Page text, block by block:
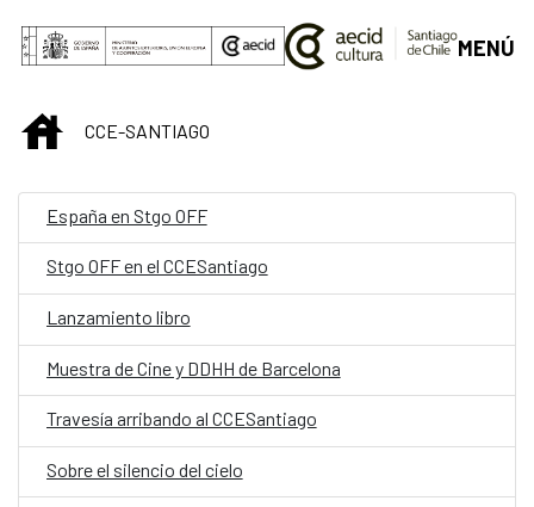
Saltar al contenido principal
MENÚ
INICIOCCE-SANTIAGO
España en Stgo OFF
Stgo OFF en el CCESantiago
Lanzamiento libro
Muestra de Cine y DDHH de Barcelona
Travesía arribando al CCESantiago
Sobre el silencio del cielo